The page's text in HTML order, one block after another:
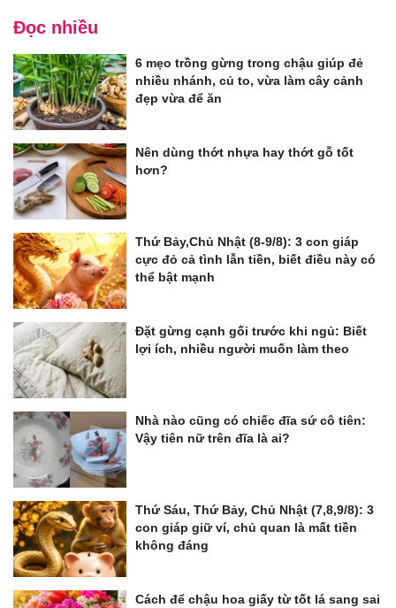
Đọc nhiều
6 mẹo trồng gừng trong chậu giúp đẻ
nhiều nhánh, củ to, vừa làm cây cảnh
đẹp vừa để ăn
Nên dùng thớt nhựa hay thớt gỗ tốt
hơn?
Thứ Bảy,Chủ Nhật (8-9/8): 3 con giáp
cực đỏ cả tình lẫn tiền, biết điều này có
thể bật mạnh
Đặt gừng cạnh gối trước khi ngủ: Biết
lợi ích, nhiều người muốn làm theo
Nhà nào cũng có chiếc đĩa sứ cô tiên:
Vậy tiên nữ trên đĩa là ai?
Thứ Sáu, Thứ Bảy, Chủ Nhật (7,8,9/8): 3
con giáp giữ ví, chủ quan là mất tiền
không đáng
Cách để chậu hoa giấy từ tốt lá sang sai